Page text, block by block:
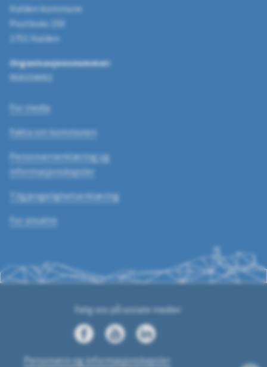
Halden kommune
Postboks 150
1751 Halden
Organisasjonsnummer:
959159092
For media
Fakta om kommunen
Personvernerklæring og
informasjonskapsler
Tilgjengelighetserklæring
For ansatte
Følg oss på sosiale medier
Facebook.com
YouTubeLinkedIn
Personvern og informasjonskapsler